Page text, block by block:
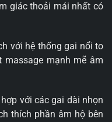
giác thoải mái nhất có
với hệ thống gai nổi to
mạnh mẽ âm
với các gai dài nhọn
thích phần âm hộ bên